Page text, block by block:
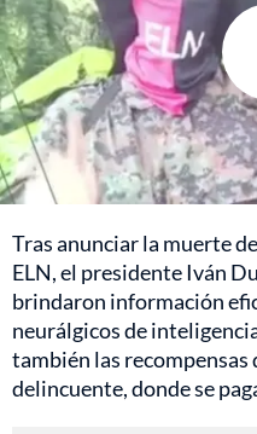
Tras anunciar la muerte
ELN, el presidente Iván
brindaron información
neurálgicos de
también las recompensas
delincuente, donde se